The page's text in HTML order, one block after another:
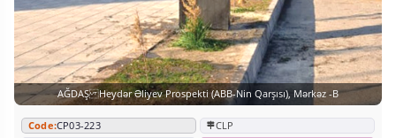
AĞDAŞ Heydər Əliyev Prospekti (ABB-Nin Qarşısı), Mərkəz -B
Code:CP03-223
CLP